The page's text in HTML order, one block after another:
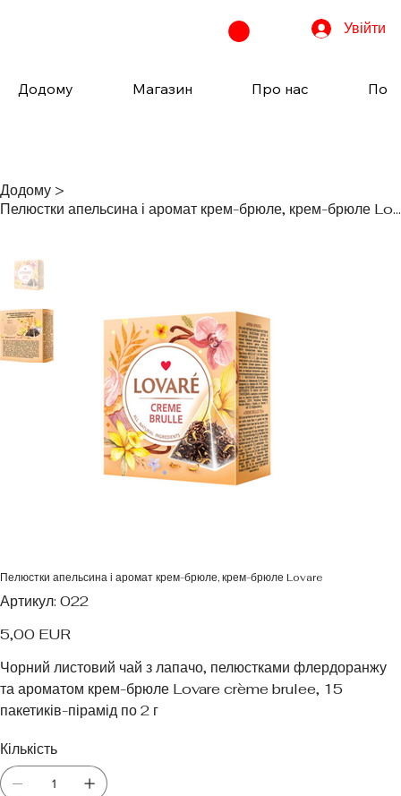
Увійти
Додому Магазин Про нас
Додому >
Пелюстки апельсина і аромат крем-брюле, крем-брюле Lovare
Пелюстки апельсина і аромат крем-брюле, крем-брюле Lovare
Артикул: Артикул
022
022
Ціна
5,00 EUR
Чорний листовий чай з лапачо, пелюстками флердоранжу
та ароматом крем-брюле Lovare crème brulee, 15
пакетиків-пірамід по 2 г
Кількість